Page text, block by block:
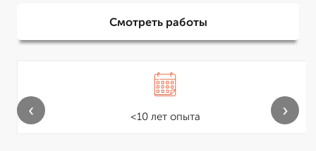
Смотреть работы
<10 лет опыта
‹ ›